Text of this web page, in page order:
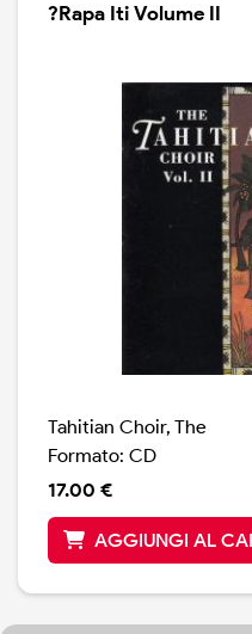
?Rapa Iti Volume II
Tahitian Choir, The
Formato: CD
17.00 €
AGGIUNGI AL